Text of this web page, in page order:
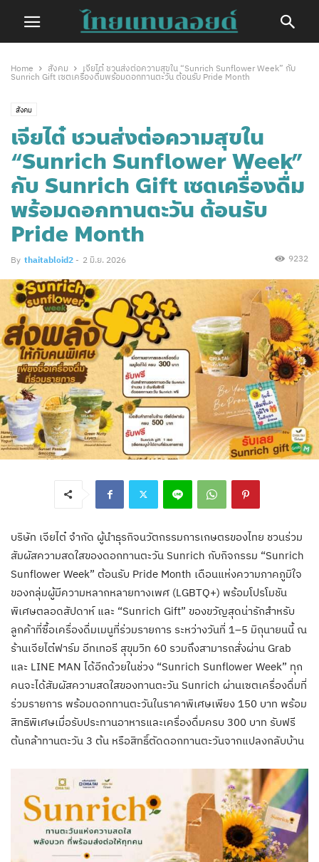
Home สังคม
เจียไต๋ ชวนส่งต่อความสุขใน “Sunrich Sunflower Week” กับ
Sunrich Gift เซตเครื่องดื่มพร้อมดอกทานตะวัน ต้อนรับ Pride Month
สังคม
เจียไต๋ ชวนส่งต่อความสุขใน
“Sunrich Sunflower Week”
กับ Sunrich Gift เซตเครื่องดื่ม
พร้อมดอกทานตะวัน ต้อนรับ
Pride Month
By thaitabloid2 - 2 มิ.ย. 2026 9232
บริษัท เจียไต๋ จำกัด ผู้นำธุรกิจนวัตกรรมการเกษตรของไทย ชวนร่วม
สัมผัสความสดใสของดอกทานตะวัน Sunrich กับกิจกรรม “Sunrich
Sunflower Week” ต้อนรับ Pride Month เดือนแห่งความภาคภูมิใจ
ของกลุ่มผู้มีความหลากหลายทางเพศ (LGBTQ+) พร้อมโปรโมชัน
พิเศษตลอดสัปดาห์ และ “Sunrich Gift” ของขวัญสุดน่ารักสำหรับ
ลูกค้าที่ซื้อเครื่องดื่มเมนูที่ร่วมรายการ ระหว่างวันที่ 1–5 มิถุนายนนี้ ณ
ร้านเจียไต๋ฟาร์ม อีทเทอรี สุขุมวิท 60 รวมถึงสามารถสั่งผ่าน Grab
และ LINE MAN ได้อีกด้วยในช่วง “Sunrich Sunflower Week” ทุก
คนจะได้สัมผัสความสดใสของทานตะวัน Sunrich ผ่านเซตเครื่องดื่มที่
ร่วมรายการ พร้อมดอกทานตะวันในราคาพิเศษเพียง 150 บาท พร้อม
สิทธิพิเศษเมื่อรับประทานอาหารและเครื่องดื่มครบ 300 บาท รับฟรี
ต้นกล้าทานตะวัน 3 ต้น หรือสิทธิ์ตัดดอกทานตะวันจากแปลงกลับบ้าน